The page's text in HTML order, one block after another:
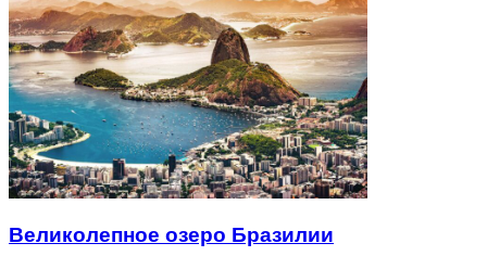
Великолепное озеро Бразилии